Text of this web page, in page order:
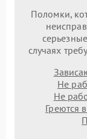
Поломки,
случаях
Не
Не
Греются